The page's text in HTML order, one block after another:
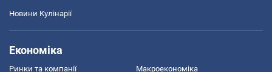
Новини Кулінарії
Економіка
Ринки та компанії Макроекономіка